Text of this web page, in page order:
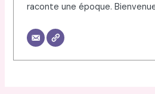
raconte une époque.